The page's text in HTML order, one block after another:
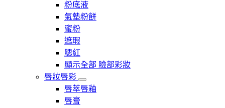
粉底液
氣墊粉餅
蜜粉
遮瑕
腮紅
顯示全部 臉部彩妝
唇妝唇彩
唇萃唇釉
唇膏